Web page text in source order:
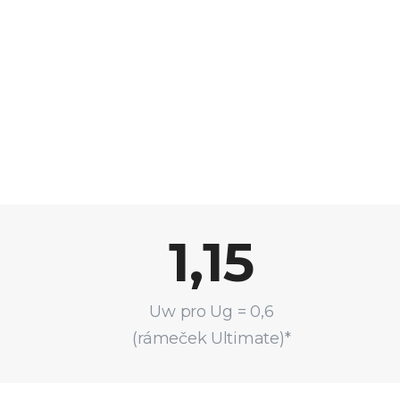
1,15
Uw pro Ug = 0,6
(rámeček Ultimate)*